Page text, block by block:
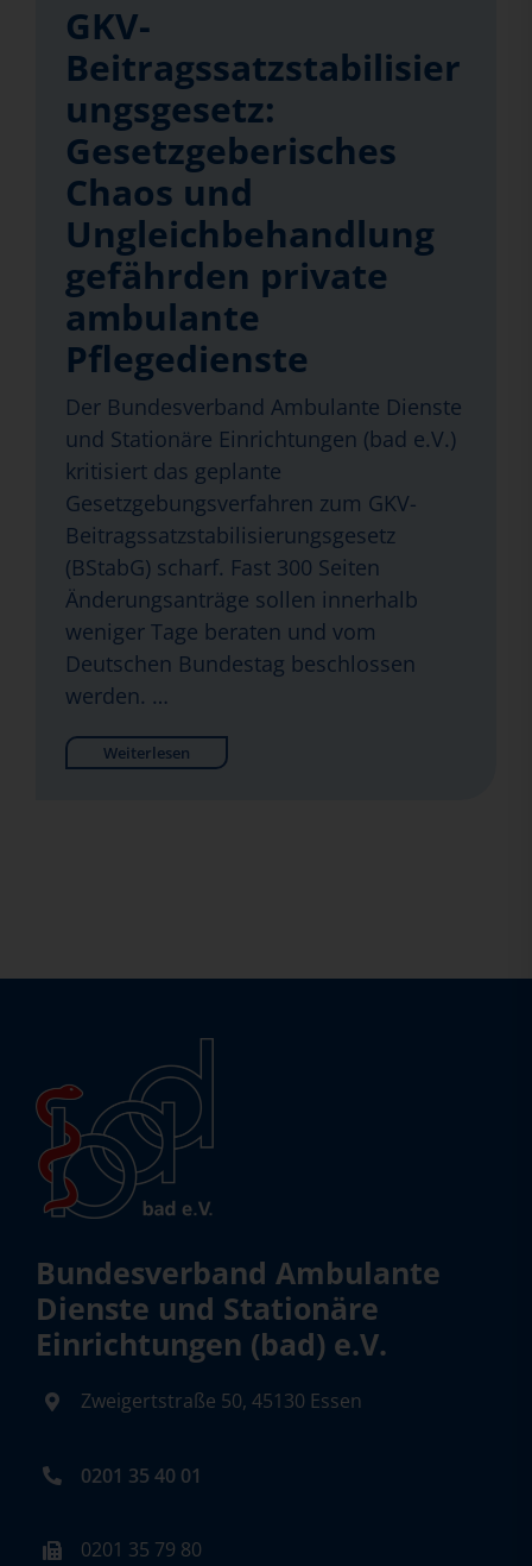
GKV-
Beitragssatzstabilisier
ungsgesetz:
Gesetzgeberisches
Chaos und
Ungleichbehandlung
gefährden private
ambulante
Pflegedienste
Der Bundesverband Ambulante Dienste
und Stationäre Einrichtungen (bad e.V.)
kritisiert das geplante
Gesetzgebungsverfahren zum GKV-
Beitragssatzstabilisierungsgesetz
(BStabG) scharf. Fast 300 Seiten
Änderungsanträge sollen innerhalb
weniger Tage beraten und vom
Deutschen Bundestag beschlossen
werden. …
Weiterlesen
Bundesverband Ambulante
Dienste und Stationäre
Einrichtungen (bad) e.V.
Zweigertstraße 50, 45130 Essen
0201 35 40 01
0201 35 79 80